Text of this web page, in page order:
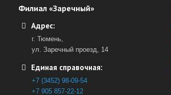
Филиал «Заречный»
Адрес:
г. Тюмень,
ул. Заречный проезд, 14
Единая справочная:
+7 (3452) 98-09-54
+7 905 857-22-12